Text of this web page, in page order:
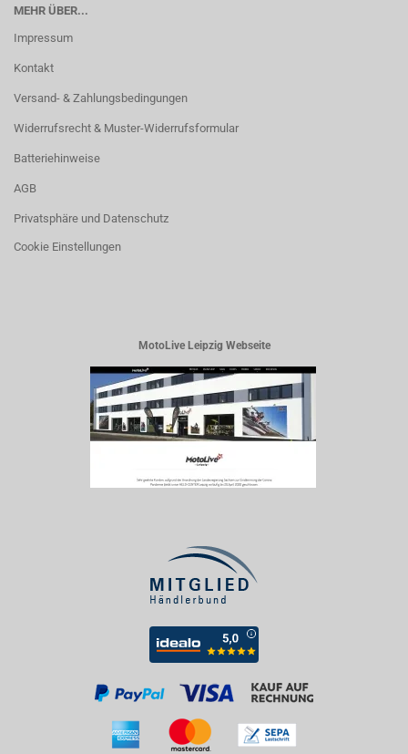
MEHR ÜBER...
Impressum
Kontakt
Versand- & Zahlungsbedingungen
Widerrufsrecht & Muster-Widerrufsformular
Batteriehinweise
AGB
Privatsphäre und Datenschutz
Cookie Einstellungen
MotoLive Leipzig Webseite